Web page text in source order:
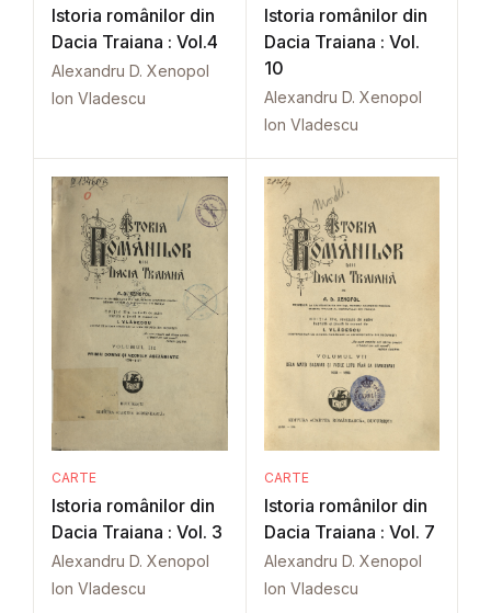
Istoria românilor din
Dacia Traiana : Vol.4
Alexandru D. Xenopol
Ion Vladescu
Istoria românilor din
Dacia Traiana : Vol.
10
Alexandru D. Xenopol
Ion Vladescu
CARTE
Istoria românilor din
Dacia Traiana : Vol. 3
Alexandru D. Xenopol
Ion Vladescu
CARTE
Istoria românilor din
Dacia Traiana : Vol. 7
Alexandru D. Xenopol
Ion Vladescu